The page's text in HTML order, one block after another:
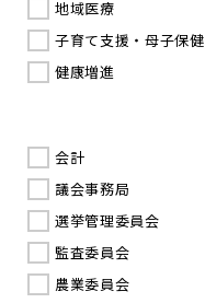
地域医療
子育て支援・母子保健
健康増進
会計
議会事務局
選挙管理委員会
監査委員会
農業委員会